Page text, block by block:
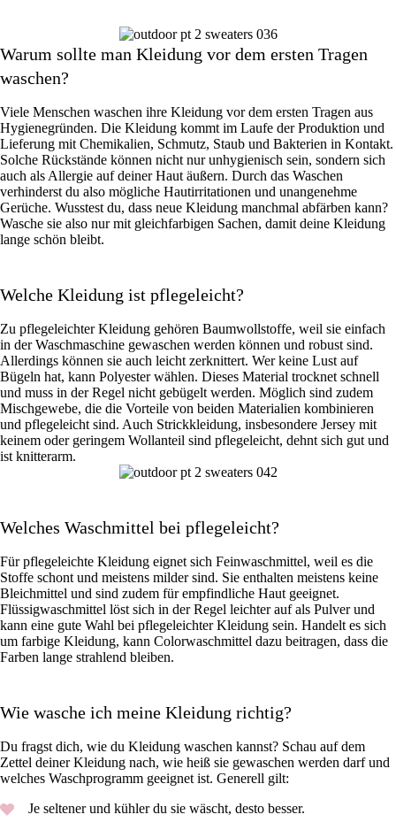
Warum sollte man Kleidung vor dem ersten Tragen
waschen?
Viele Menschen waschen ihre Kleidung vor dem ersten Tragen aus
Hygienegründen. Die Kleidung kommt im Laufe der Produktion und
Lieferung mit Chemikalien, Schmutz, Staub und Bakterien in Kontakt.
Solche Rückstände können nicht nur unhygienisch sein, sondern sich
auch als Allergie auf deiner Haut äußern. Durch das Waschen
verhinderst du also mögliche Hautirritationen und unangenehme
Gerüche. Wusstest du, dass neue Kleidung manchmal abfärben kann?
Wasche sie also nur mit gleichfarbigen Sachen, damit deine Kleidung
lange schön bleibt.
Welche Kleidung ist pflegeleicht?
Zu pflegeleichter Kleidung gehören Baumwollstoffe, weil sie einfach
in der Waschmaschine gewaschen werden können und robust sind.
Allerdings können sie auch leicht zerknittert. Wer keine Lust auf
Bügeln hat, kann Polyester wählen. Dieses Material trocknet schnell
und muss in der Regel nicht gebügelt werden. Möglich sind zudem
Mischgewebe, die die Vorteile von beiden Materialien kombinieren
und pflegeleicht sind. Auch Strickkleidung, insbesondere Jersey mit
keinem oder geringem Wollanteil sind pflegeleicht, dehnt sich gut und
ist knitterarm.
Welches Waschmittel bei pflegeleicht?
Für pflegeleichte Kleidung eignet sich Feinwaschmittel, weil es die
Stoffe schont und meistens milder sind. Sie enthalten meistens keine
Bleichmittel und sind zudem für empfindliche Haut geeignet.
Flüssigwaschmittel löst sich in der Regel leichter auf als Pulver und
kann eine gute Wahl bei pflegeleichter Kleidung sein. Handelt es sich
um farbige Kleidung, kann Colorwaschmittel dazu beitragen, dass die
Farben lange strahlend bleiben.
Wie wasche ich meine Kleidung richtig?
Du fragst dich, wie du Kleidung waschen kannst? Schau auf dem
Zettel deiner Kleidung nach, wie heiß sie gewaschen werden darf und
welches Waschprogramm geeignet ist. Generell gilt:
Je seltener und kühler du sie wäscht, desto besser.